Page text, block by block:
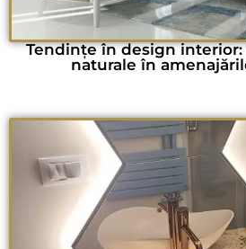
Tendințe în design
naturale în